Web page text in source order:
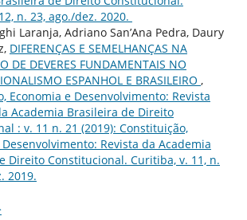
n. 23, ago./dez. 2020.
Laranja, Adriano San’Ana Pedra, Daury
DIFERENÇAS E SEMELHANÇAS NA
DE DEVERES FUNDAMENTAIS NO
ESPANHOL E BRASILEIRO ,
Economia e Desenvolvimento: Revista
Academia Brasileira de Direito
: v. 11 n. 21 (2019): Constituição,
Revista da Academia
Direito Constitucional. Curitiba, v. 11, n.
2019.